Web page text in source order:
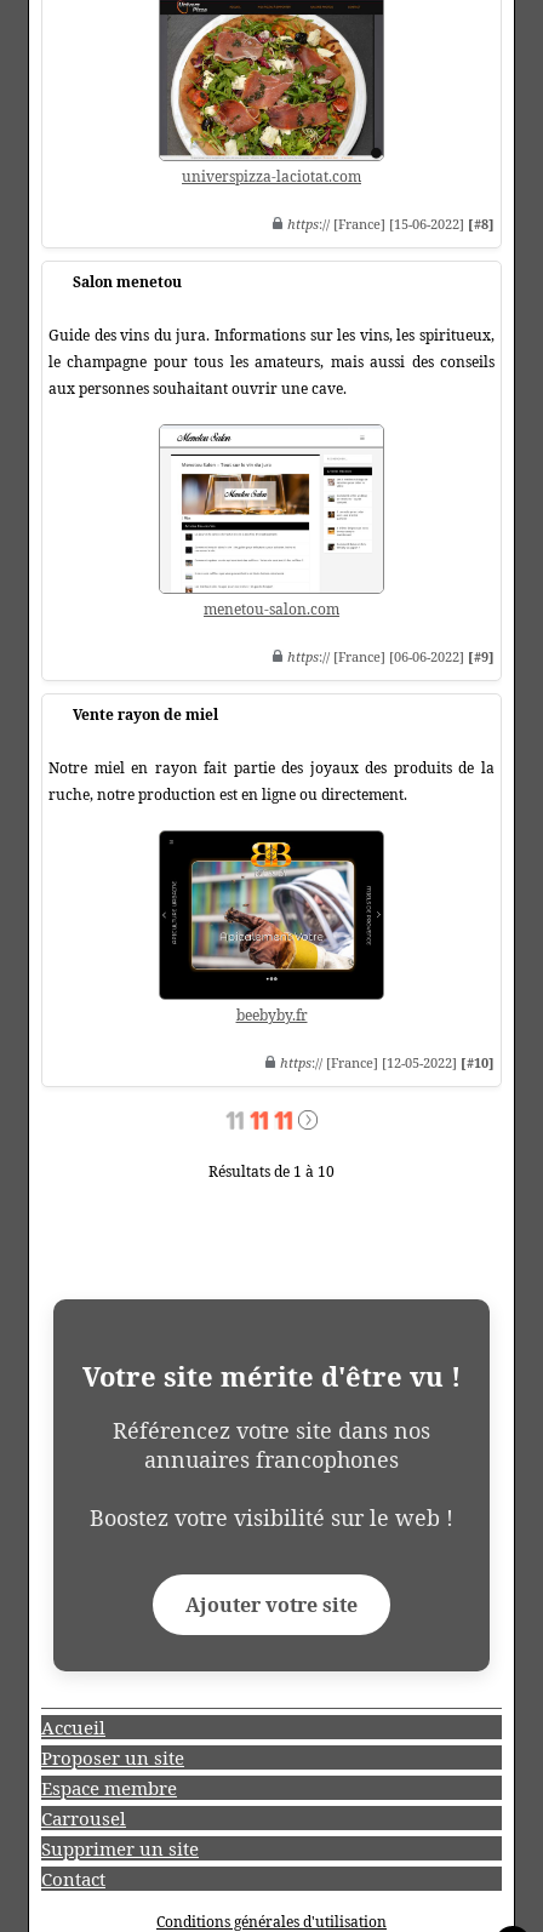
universpizza-laciotat.com
https:// [France] [15-06-2022] [#8]
Salon menetou
Guide des vins du jura. Informations sur les vins, les spiritueux,
le champagne pour tous les amateurs, mais aussi des conseils
aux personnes souhaitant ouvrir une cave.
menetou-salon.com
https:// [France] [06-06-2022] [#9]
Vente rayon de miel
Notre miel en rayon fait partie des joyaux des produits de la
ruche, notre production est en ligne ou directement.
beebyby.fr
https:// [France] [12-05-2022] [#10]
Résultats de 1 à 10
Votre site mérite d'être vu !
Référencez votre site dans nos
annuaires francophones
Boostez votre visibilité sur le web !
Ajouter votre site
Accueil
Proposer un site
Espace membre
Carrousel
Supprimer un site
Contact
Conditions générales d'utilisation